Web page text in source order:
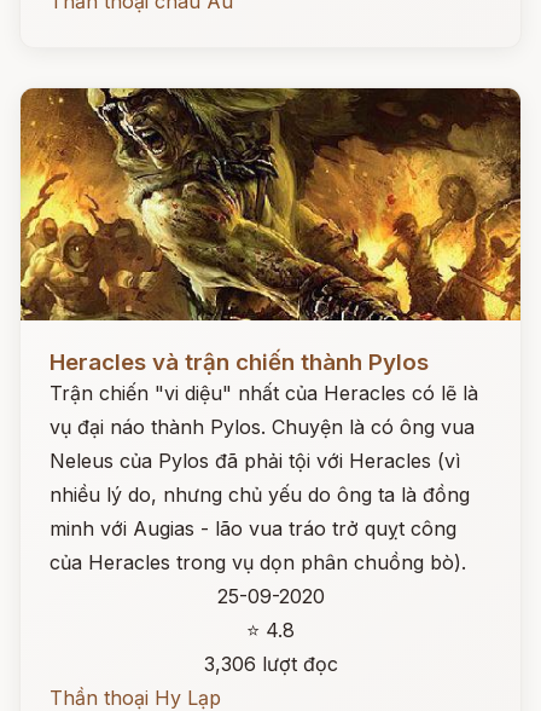
Heracles và trận chiến thành Pylos
Trận chiến "vi diệu" nhất của Heracles có lẽ là
vụ đại náo thành Pylos. Chuyện là có ông vua
Neleus của Pylos đã phải tội với Heracles (vì
nhiều lý do, nhưng chủ yếu do ông ta là đồng
minh với Augias - lão vua tráo trở quỵt công
của Heracles trong vụ dọn phân chuồng bò).
25-09-2020
⭐ 4.8
3,306 lượt đọc
Thần thoại Hy Lạp